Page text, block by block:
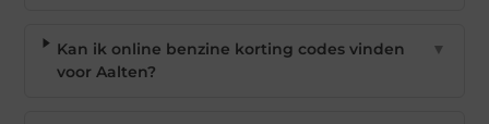
Kan ik online benzine korting codes vinden
voor Aalten?
▼